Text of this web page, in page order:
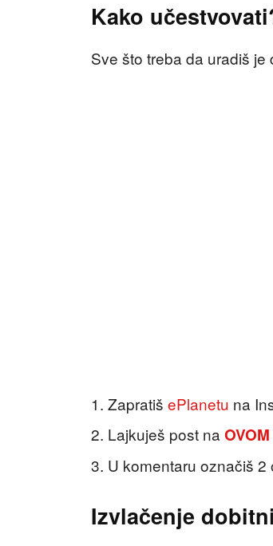
Kako
Sve što treba da uradiš je
Zapratiš ePlanetu⁠ na
Lajkuješ post na
U komentaru označiš 2
Izvlačenje